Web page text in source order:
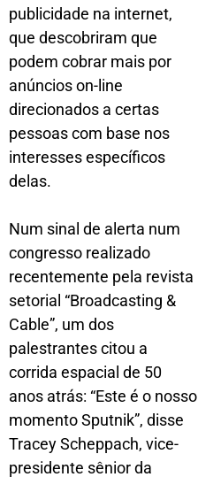
publicidade na internet,
que descobriram que
podem cobrar mais por
anúncios on-line
direcionados a certas
pessoas com base nos
interesses específicos
delas.
Num sinal de alerta num
congresso realizado
recentemente pela revista
setorial “Broadcasting &
Cable”, um dos
palestrantes citou a
corrida espacial de 50
anos atrás: “Este é o nosso
momento Sputnik”, disse
Tracey Scheppach, vice-
presidente sênior da